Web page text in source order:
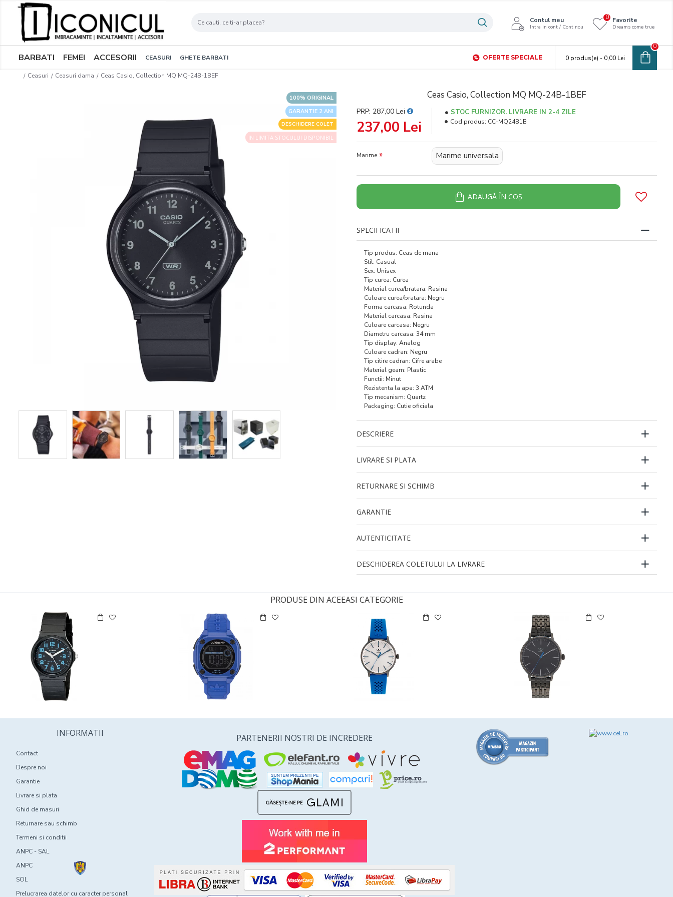
Contul meu
Intra in cont / Cont nou
Favorite
Dreams come true
0
BARBATI FEMEI ACCESORII CEASURI GHETE BARBATI OFERTE SPECIALE 0 produs(e) - 0,00 Lei
0
Ceasuri Ceasuri dama Ceas Casio, Collection MQ MQ-24B-1BEF
GARANTIE 2 ANI
100% ORIGINAL
DESCHIDERE COLET
IN LIMITA STOCULUI DISPONIBIL
Ceas Casio, Collection MQ MQ-24B-1BEF
237,00 Lei
PRP: 287,00 Lei STOC FURNIZOR. LIVRARE IN 2-4 ZILE
Cod produs: CC-MQ24B1B
Marime Marime universala
ADAUGĂ ÎN COŞ
SPECIFICATII
Tip produs: Ceas de mana
Stil: Casual
Sex: Unisex
Tip curea: Curea
Material curea/bratara: Rasina
Culoare curea/bratara: Negru
Forma carcasa: Rotunda
Material carcasa: Rasina
Culoare carcasa: Negru
Diametru carcasa: 34 mm
Tip display: Analog
Culoare cadran: Negru
Tip citire cadran: Cifre arabe
Material geam: Plastic
Functii: Minut
Rezistenta la apa: 3 ATM
Tip mecanism: Quartz
Packaging: Cutie oficiala
DESCRIERE
LIVRARE SI PLATA
RETURNARE SI SCHIMB
GARANTIE
AUTENTICITATE
DESCHIDEREA COLETULUI LA LIVRARE
PRODUSE DIN ACEEASI CATEGORIE
INFORMATII
Contact
Despre noi
Garantie
Livrare si plata
Ghid de masuri
Returnare sau schimb
Termeni si conditii
ANPC - SAL
ANPC
SOL
Prelucrarea datelor cu caracter personal
PARTENERII NOSTRI DE INCREDERE